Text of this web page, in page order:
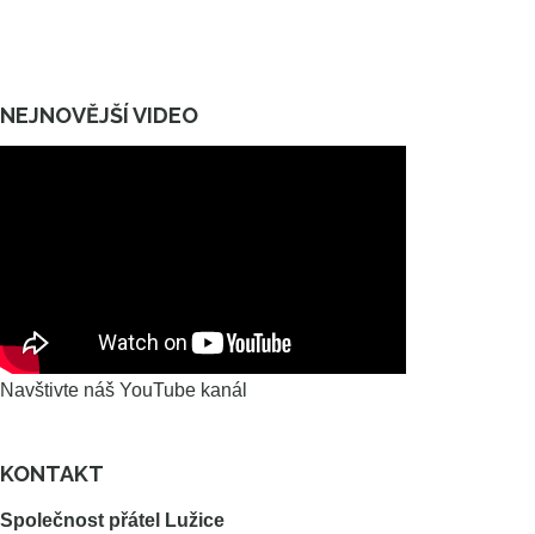
NEJNOVĚJŠÍ VIDEO
Navštivte náš YouTube kanál
KONTAKT
Společnost přátel Lužice